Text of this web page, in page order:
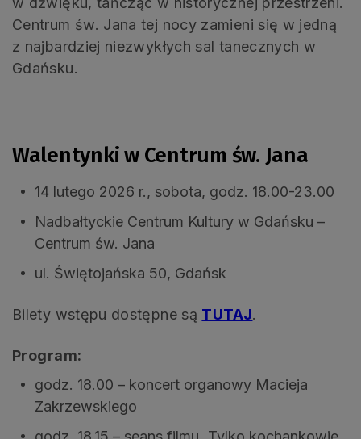
Centrum św. Jana tej nocy zamieni się w jedną
z najbardziej niezwykłych sal tanecznych w
Gdańsku.
Walentynki w Centrum św. Jana
14 lutego 2026 r., sobota, godz. 18.00-23.00
Nadbałtyckie Centrum Kultury w Gdańsku –
Centrum św. Jana
ul. Świętojańska 50, Gdańsk
Bilety wstępu dostępne są TUTAJ.
Program:
godz. 18.00 – koncert organowy Macieja
Zakrzewskiego